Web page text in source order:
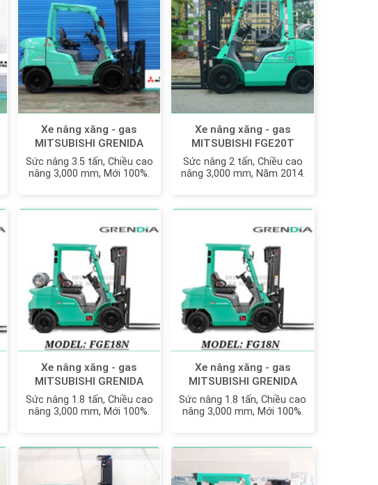
Xe nâng xăng - gas
MITSUBISHI GRENIDA
FGE35N MỚI 100%
Sức nâng 3.5 tấn, Chiều cao
nâng 3,000 mm, Mới 100%.
Xe nâng xăng - gas
MITSUBISHI FGE20T
Sức nâng 2 tấn, Chiều cao
nâng 3,000 mm, Năm 2014.
Xe nâng xăng - gas
MITSUBISHI GRENIDA
FGE18N MỚI 100%
Sức nâng 1.8 tấn, Chiều cao
nâng 3,000 mm, Mới 100%.
Xe nâng xăng - gas
MITSUBISHI GRENIDA
FG18N | FG18ZN MỚI
100%
Sức nâng 1.8 tấn, Chiều cao
nâng 3,000 mm, Mới 100%.